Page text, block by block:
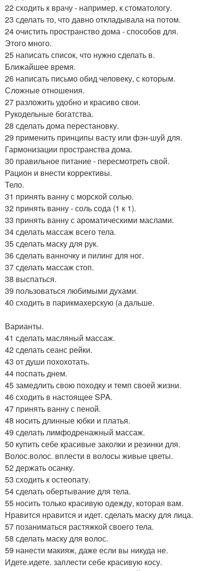
22 сходить к врачу - например, к стоматологу.
23 сделать то, что давно откладывала на потом.
24 очистить пространство дома - способов для.
Этого много.
25 написать список, что нужно сделать в.
Ближайшее время.
26 написать письмо обид человеку, с которым.
Сложные отношения.
27 разложить удобно и красиво свои.
Рукодельные богатства.
28 сделать дома перестановку.
29 применить принципы васту или фэн-шуй для.
Гармонизации пространства дома.
30 правильное питание - пересмотреть свой.
Рацион и внести коррективы.
Тело.
31 принять ванну с морской солью.
32 принять ванну - соль сода (1 к 1).
33 принять ванну с ароматическими маслами.
34 сделать массаж всего тела.
35 сделать маску для рук.
36 сделать ванночку и пилинг для ног.
37 сделать массаж стоп.
38 выспаться.
39 пользоваться любимыми духами.
40 сходить в парикмахерскую (а дальше.
Варианты.
41 сделать масляный массаж.
42 сделать сеанс рейки.
43 от души похохотать.
44 поспать днем.
45 замедлить свою походку и темп своей жизни.
46 сходить в настоящее SPA.
47 принять ванну с пеной.
48 носить длинные юбки и платья.
49 сделать лимфодренажный массаж.
50 купить себе красивые заколки и резинки для.
Волос.волос. вплести в волосы живые цветы.
52 держать осанку.
53 сходить к остеопату.
54 сделать обертывание для тела.
55 носить только красивую одежду, которая вам.
Нравится нравится и идет. сделать маску для лица.
57 позаниматься растяжкой своего тела.
58 сделать маску для волос.
59 нанести макияж, даже если вы никуда не.
Идете.идете. заплести себе красивую косу.